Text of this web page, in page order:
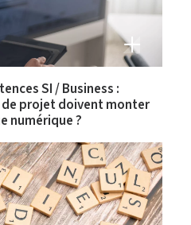
SI / Business :
projet doivent monter
numérique ?